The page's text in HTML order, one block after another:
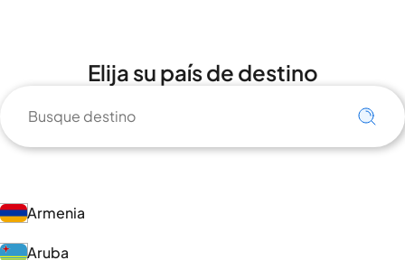
Elija su país de destino
Armenia
Aruba